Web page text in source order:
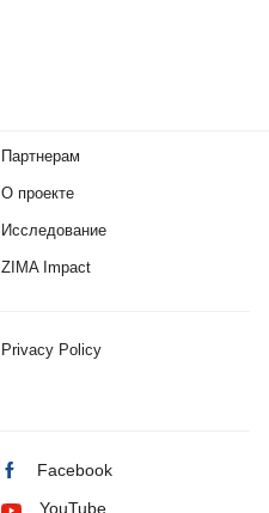
Партнерам
О проекте
Исследование
ZIMA Impact
Privacy Policy
Facebook
YouTube